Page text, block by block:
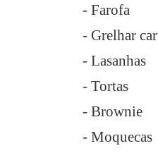
- Farofa
- Grelhar
- Lasanhas
- Tortas
- Brownie
- Moquecas